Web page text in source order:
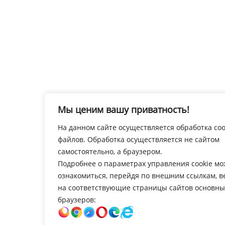
Мы ценим вашу приватность!
На данном сайте осуществляется обработка
файлов. Обработка осуществляется не сайтом
самостоятельно, а браузером.
Подробнее о параметрах управления cookie
ознакомиться, перейдя по внешним ссылкам,
на соответствующие страницы сайтов
браузеров: